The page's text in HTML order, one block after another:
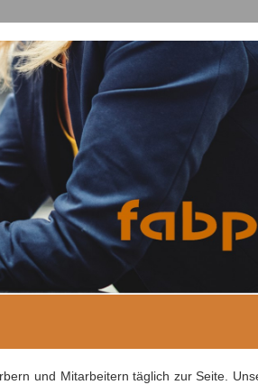
und Mitarbeitern täglich zur Seite.